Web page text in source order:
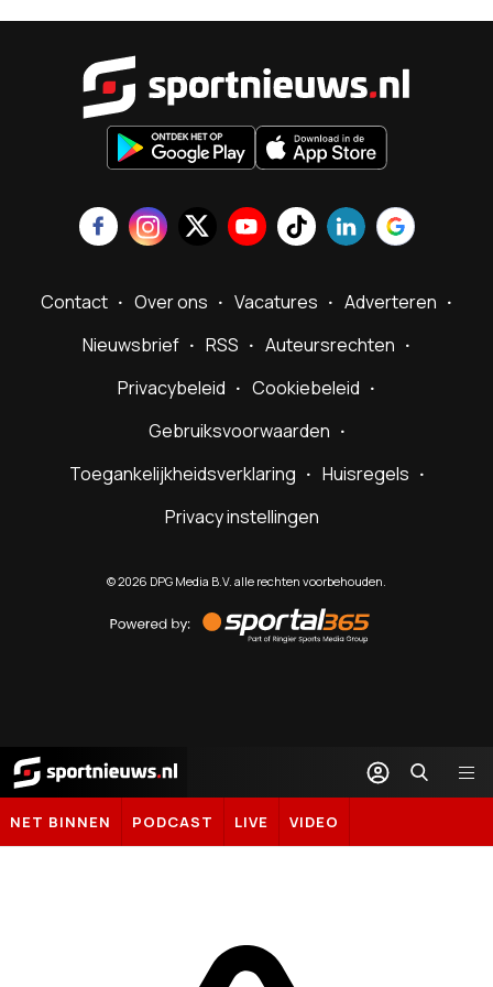
Contact Over ons Vacatures
Adverteren
Nieuwsbrief
RSS
Auteursrechten
Privacybeleid
Cookiebeleid
Gebruiksvoorwaarden
Toegankelijkheidsverklaring
Huisregels
Privacy instellingen
©2026 DPG Media B.V. alle rechten voorbehouden.
by
Sportal365
Sportnieuws.nl
NET BINNEN PODCAST LIVE VIDEO